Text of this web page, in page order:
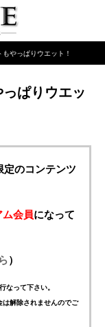
もやっぱりウエット！
っぱりウエッ
定のコンテンツ
ム会員になって
）
なって下さい。
は解除されませんのでご